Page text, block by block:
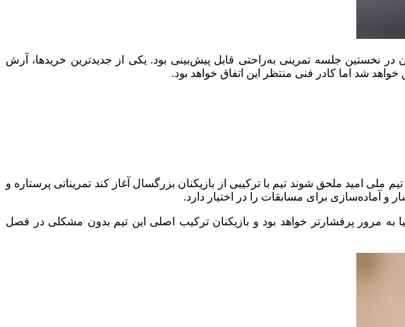
در نخستین جلسه تمرینی به‌راحتی قابل پیش‌بینی بود. یکی از جدیدترین خریدها، آرش
شد اما کادر فنی منتظر این اتفاق خواهد بود.
امید ملحق شوند تیم با ترکیبی از بازیکنان بزرگسال آغاز کند تمریناتی پرستاره و
و آماده‌سازی برای مسابقات را در اختیار دارد.
به مرور پرفشارتر خواهد بود و بازیکنان ترکیب اصلی این تیم بدون مشکلی در فصل